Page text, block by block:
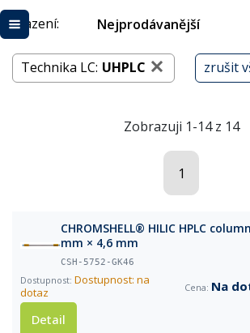
Řazení: Nejprodávanější
zrušit
Technika LC: UHPLC
Zobrazuji 1-14 z 14
1
CHROMSHELL® HILIC HPLC
mm × 4,6 mm
CSH-5752-GK46
Dostupnost: na
dotaz
Na
Detail